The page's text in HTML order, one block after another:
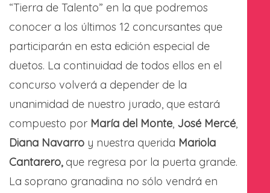
“Tierra de Talento” en la que podremos
conocer a los últimos 12 concursantes que
participarán en esta edición especial de
duetos. La continuidad de todos ellos en el
concurso volverá a depender de la
unanimidad de nuestro jurado, que estará
compuesto por María del Monte, José Mercé,
Diana Navarro y nuestra querida Mariola
Cantarero, que regresa por la puerta grande.
La soprano granadina no sólo vendrá en